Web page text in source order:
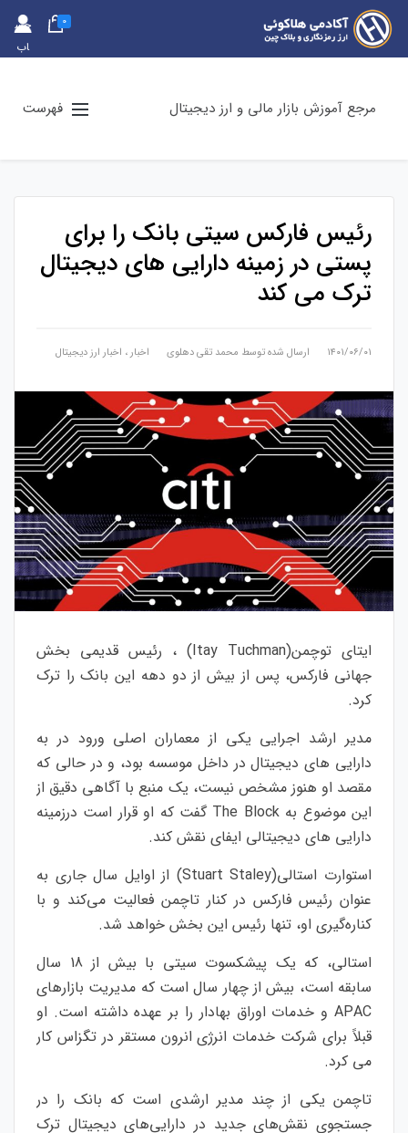
حس
اب
0
مرجع آموزش بازار مالی و ارز دیجیتال فهرست
رئیس فارکس سیتی بانک را برای
پستی در زمینه دارایی های دیجیتال
ترک می کند
۱۴۰۱/۰۶/۰۱ ارسال شده توسط محمد تقی دهلوی اخبار ، اخبار ارز دیجیتال
ایتای توچمن(Itay Tuchman) ، رئیس قدیمی بخش
جهانی فارکس، پس از بیش از دو دهه این بانک را ترک
کرد.
مدیر ارشد اجرایی یکی از معماران اصلی ورود در به
دارایی های دیجیتال در داخل موسسه بود، و در حالی که
مقصد او هنوز مشخص نیست، یک منبع با آگاهی دقیق از
این موضوع به The Block گفت که او قرار است درزمینه
دارایی های دیجیتالی ایفای نقش کند.
استوارت استالی(Stuart Staley) از اوایل سال جاری به
عنوان رئیس فارکس در کنار تاچمن فعالیت می‌کند و با
کناره‌گیری او، تنها رئیس این بخش خواهد شد.
استالی، که یک پیشکسوت سیتی با بیش از 18 سال
سابقه است، بیش از چهار سال است که مدیریت بازارهای
APAC و خدمات اوراق بهادار را بر عهده داشته است. او
قبلاً برای شرکت خدمات انرژی انرون مستقر در تگزاس کار
می کرد.
تاچمن یکی از چند مدیر ارشدی است که بانک را در
جستجوی نقش‌های جدید در دارایی‌های دیجیتال ترک